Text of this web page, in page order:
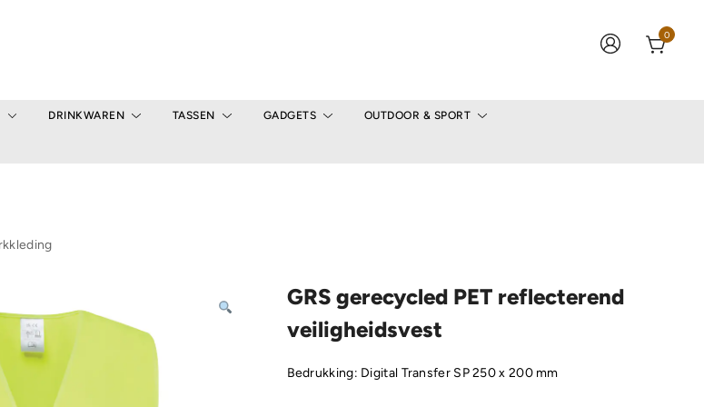
0
DRINKWAREN TASSEN GADGETS OUTDOOR & SPORT
GRS gerecycled PET reflecterend
veiligheidsvest
Bedrukking: Digital Transfer SP 250 x 200 mm